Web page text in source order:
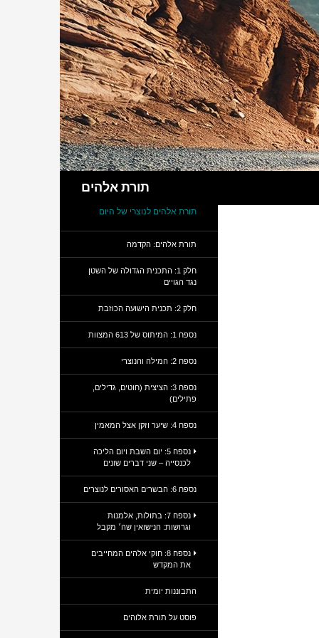
תורת אלהים
תורת אלהים לנוצרי של היום
תורת אלהים: הקדמה
חלק 1: התכנית הגדולה של השטן
נגד הגויים
חלק 2: תכנית הישועה הכוזבת
נספח 1: המיתוס של 613 המצוות
נספח 2: המילה והנוצרי
נספח 3: הציצית (חוטים, גדילים,
פתילים)
נספח 4: שיער וזקן אצל המאמין
נספח 5: יום השבת ויום הליכה
לכנסייה – שני דברים שונים
נספח 6: הבשרים האסורים לנוצרים
נספח 7: בתולות, אלמנות
וגרושות: הנישואין שה׳ מקבל
נספח 8: חוקי אלהים המחייבים
את המקדש
התבוננות יומית
פוסט על תורת אלוהים